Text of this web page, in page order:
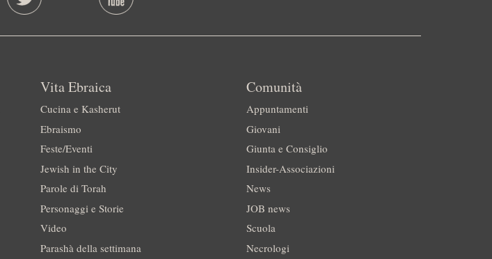
Vita Ebraica
Cucina e Kasherut
Ebraismo
Feste/Eventi
Jewish in the City
Parole di Torah
Personaggi e Storie
Video
Parashà della settimana
Comunità
Appuntamenti
Giovani
Giunta e Consiglio
Insider-Associazioni
News
JOB news
Scuola
Necrologi